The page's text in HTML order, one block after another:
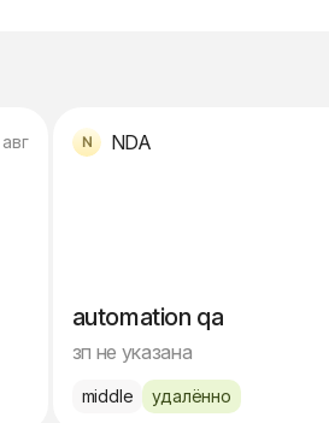
NDA
automation qa
зп не указана
middle удалённо